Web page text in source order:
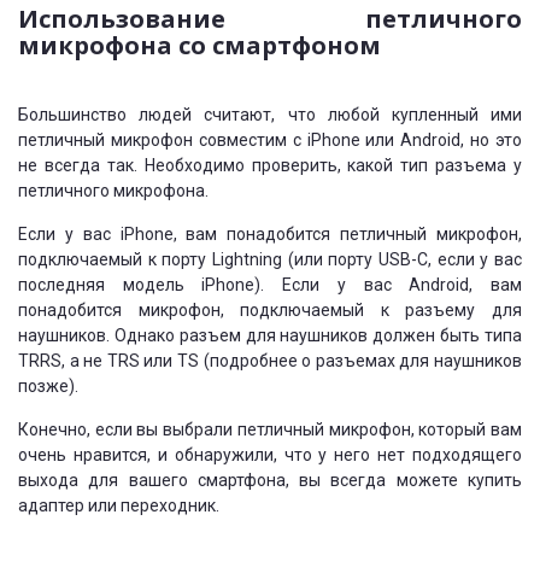
Использование петличного
микрофона со смартфоном
Большинство людей считают, что любой купленный ими
петличный микрофон совместим с iPhone или Android, но это
не всегда так. Необходимо проверить, какой тип разъема у
петличного микрофона.
Если у вас iPhone, вам понадобится петличный микрофон,
подключаемый к порту Lightning (или порту USB-C, если у вас
последняя модель iPhone). Если у вас Android, вам
понадобится микрофон, подключаемый к разъему для
наушников. Однако разъем для наушников должен быть типа
TRRS, а не TRS или TS (подробнее о разъемах для наушников
позже).
Конечно, если вы выбрали петличный микрофон, который вам
очень нравится, и обнаружили, что у него нет подходящего
выхода для вашего смартфона, вы всегда можете купить
адаптер или переходник.